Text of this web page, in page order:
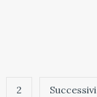
2 Successivi